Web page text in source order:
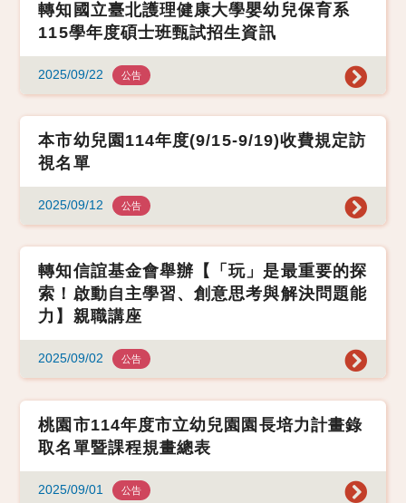
轉知國立臺北護理健康大學嬰幼兒保育系
115學年度碩士班甄試招生資訊
2025/09/22 公告
本市幼兒園114年度(9/15-9/19)收費規定訪
視名單
2025/09/12 公告
轉知信誼基金會舉辦【「玩」是最重要的探
索！啟動自主學習、創意思考與解決問題能
力】親職講座
2025/09/02 公告
桃園市114年度市立幼兒園園長培力計畫錄
取名單暨課程規畫總表
2025/09/01 公告